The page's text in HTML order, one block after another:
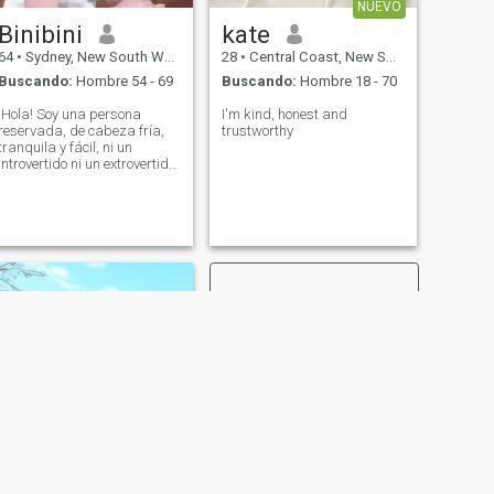
compartir cada pequeño
aspecto de la vida
Binibini
• Sydney, New South Wales, Australia
Buscando: Hombre 54 - 69
¡Hola! Soy una persona
reservada, de cabeza fría,
y fácil, ni un
introvertido ni un extrovertido.
trabajador,
a la familia, hasta
tierra, honesto, digno de
y será su fiel
NUEVO
kate
28 • Central Coast, New South Wales, Australia
Buscando: Hombre 18 - 70
I'm kind, honest and
trustworthy